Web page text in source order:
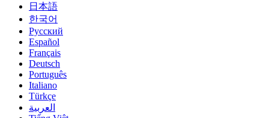
日本語
한국어
Русский
Español
Français
Deutsch
Português
Italiano
Türkçe
العربية